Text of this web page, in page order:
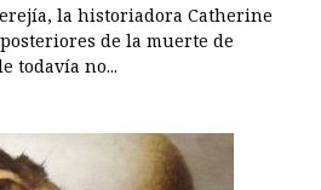
la historiadora Catherine
de la muerte de
todavía no...